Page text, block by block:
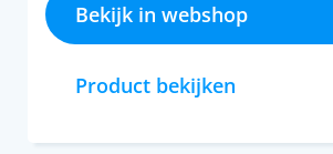
Bekijk in webshop
Product bekijken